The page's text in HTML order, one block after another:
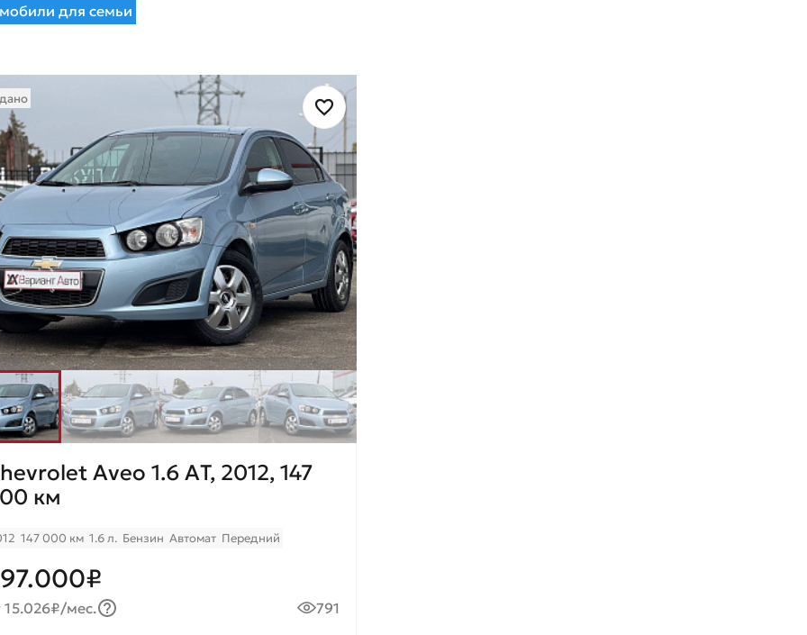
для семьи
Aveo 1.6 AТ, 2012, 147
км
147 000 км 1.6 л. Бензин Автомат Передний
15.026₽/мес. 791